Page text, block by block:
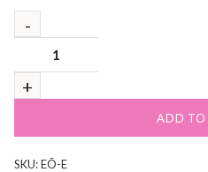
ADD TO
SKU:EÕ-E